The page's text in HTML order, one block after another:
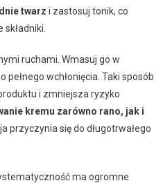
twarz i zastosuj tonik, co
ruchami. Wmasuj go w
wchłonięcia. Taki sposób
i zmniejsza ryzyko
kremu zarówno rano, jak i
przyczynia się do długotrwałego
ma ogromne